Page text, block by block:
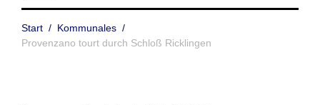
Start / Kommunales /
Provenzano tourt durch Schloß Ricklingen